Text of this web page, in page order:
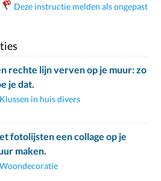
Deze instructie melden als ongepast
rechte lijn verven op je muur: zo
je dat.
Klussen in huis divers
fotolijsten een collage op je
maken.
Woondecoratie